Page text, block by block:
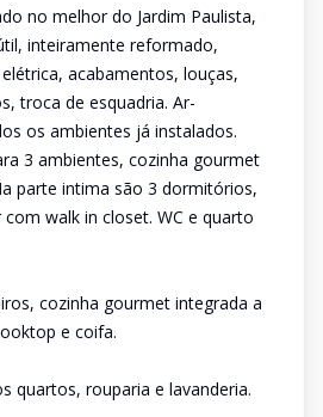
no melhor do Jardim Paulista,
inteiramente reformado,
acabamentos, louças,
troca de esquadria. Ar-
os ambientes já instalados.
3 ambientes, cozinha gourmet
parte intima são 3 dormitórios,
walk in closet. WC e quarto
cozinha gourmet integrada a
e coifa.
quartos, rouparia e lavanderia.